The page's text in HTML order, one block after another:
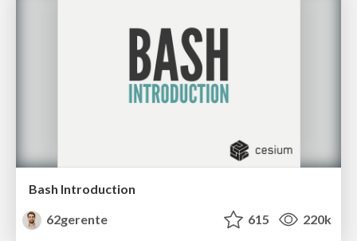
Bash Introduction
62gerente
615 220k